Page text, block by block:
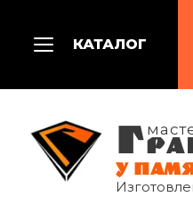
КАТАЛОГ
Г
У